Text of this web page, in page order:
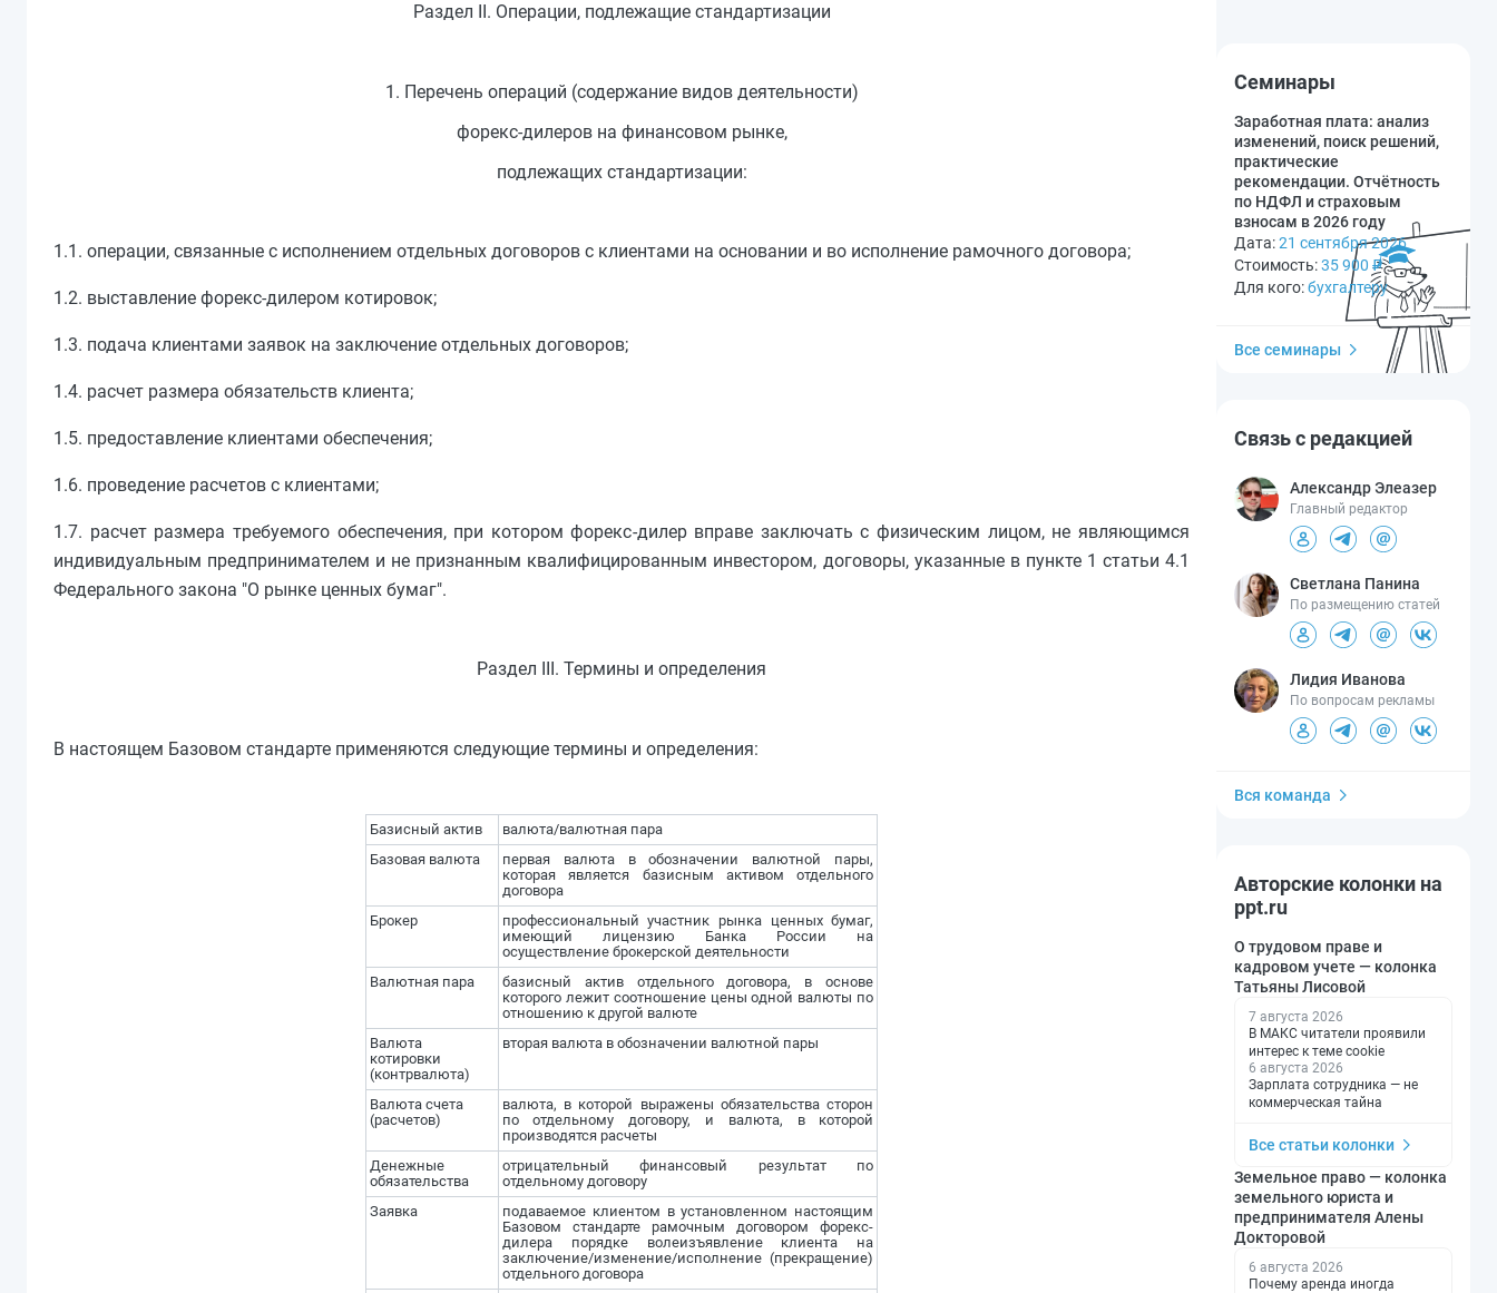
Раздел II. Операции, подлежащие стандартизации
1. Перечень операций (содержание видов деятельности)
форекс-дилеров на финансовом рынке,
подлежащих стандартизации:
1.1. операции, связанные с исполнением отдельных договоров с клиентами на основании и во исполнение рамочного договора;
1.2. выставление форекс-дилером котировок;
1.3. подача клиентами заявок на заключение отдельных договоров;
1.4. расчет размера обязательств клиента;
1.5. предоставление клиентами обеспечения;
1.6. проведение расчетов с клиентами;
1.7. расчет размера требуемого обеспечения, при котором форекс-дилер вправе заключать с физическим лицом, не являющимся
индивидуальным предпринимателем и не признанным квалифицированным инвестором, договоры, указанные в пункте 1 статьи 4.1
Федерального закона "О рынке ценных бумаг".
Раздел III. Термины и определения
В настоящем Базовом стандарте применяются следующие термины и определения:
Базисный актив
валюта/валютная пара
Базовая валюта
первая валюта в обозначении валютной пары,
которая является базисным активом отдельного
договора
Брокер
профессиональный участник рынка ценных бумаг,
имеющий лицензию Банка России на
осуществление брокерской деятельности
Валютная пара
базисный актив отдельного договора, в основе
которого лежит соотношение цены одной валюты по
отношению к другой валюте
Валюта
котировки
(контрвалюта)
вторая валюта в обозначении валютной пары
Валюта счета
(расчетов)
валюта, в которой выражены обязательства сторон
по отдельному договору, и валюта, в которой
производятся расчеты
Денежные
обязательства
отрицательный финансовый результат по
отдельному договору
Заявка
подаваемое клиентом в установленном настоящим
Базовом стандарте рамочным договором форекс-
дилера порядке волеизъявление клиента на
заключение/изменение/исполнение (прекращение)
отдельного договора
Семинары
Заработная плата: анализ
изменений, поиск решений,
практические
рекомендации. Отчётность
по НДФЛ и страховым
взносам в 2026 году
Дата:21 сентября 2026
Стоимость:35 900 ₽
Для кого:бухгалтеру
Все семинары
Связь с редакцией
Александр Элеазер
Главный редактор
Светлана Панина
По размещению статей
Лидия Иванова
По вопросам рекламы
Вся команда
Авторские колонки на
ppt.ru
О трудовом праве и
кадровом учете — колонка
Татьяны Лисовой
7 августа 2026
В МАКС читатели проявили
интерес к теме cookie
6 августа 2026
Зарплата сотрудника — не
коммерческая тайна
Все статьи колонки
Земельное право — колонка
земельного юриста и
предпринимателя Алены
Докторовой
6 августа 2026
Почему аренда иногда